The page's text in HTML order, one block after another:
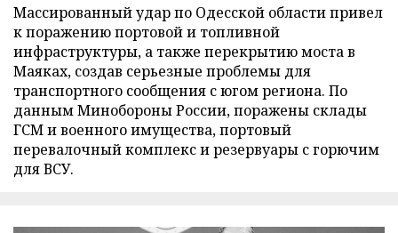
Массированный удар по Одесской области привел
к поражению портовой и топливной
инфраструктуры, а также перекрытию моста в
Маяках, создав серьезные проблемы для
транспортного сообщения с югом региона. По
данным Минобороны России, поражены склады
ГСМ и военного имущества, портовый
перевалочный комплекс и резервуары с горючим
для ВСУ.